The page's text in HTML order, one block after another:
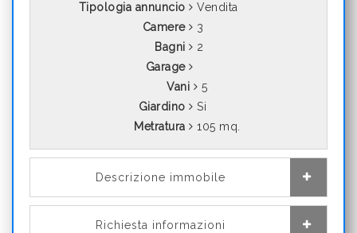
Tipologia annuncio
Vendita
Camere
3
Bagni
2
Garage
Vani
5
Giardino
Si
Metratura
105 mq.
Descrizione immobile
Richiesta informazioni